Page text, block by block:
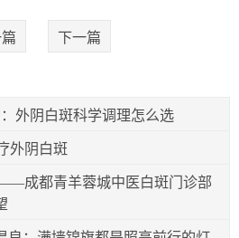
篇 下一篇
外阴白斑科学调理怎么选
外阴白斑
成都青羊蓉城中医白斑门诊部